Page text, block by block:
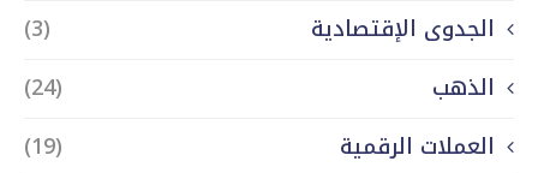
الجدوى الإقتصادية
(3)
الذهب
(24)
العملات الرقمية
(19)